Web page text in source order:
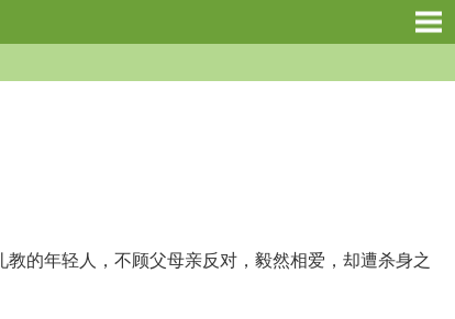
的年轻人，不顾父母亲反对，毅然相爱，却遭杀身之